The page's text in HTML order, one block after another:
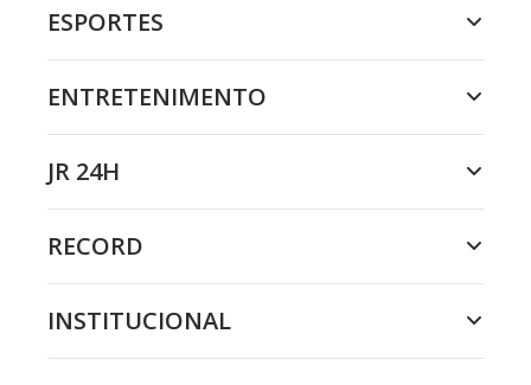
ESPORTES
ENTRETENIMENTO
JR 24H
RECORD
INSTITUCIONAL